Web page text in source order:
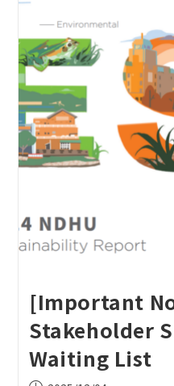
[Important
Stakeholder
Waiting List